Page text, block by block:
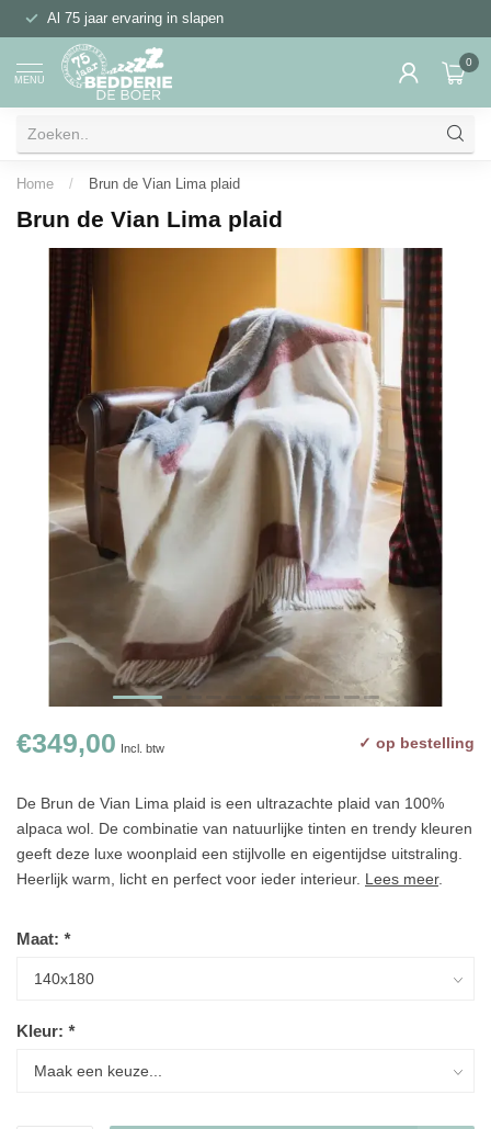
Al 75 jaar ervaring in slapen
MENU
0
Home / Brun de Vian Lima plaid
Brun de Vian Lima plaid
€349,00 Incl. btw ✓ op bestelling
De Brun de Vian Lima plaid is een ultrazachte plaid van 100%
alpaca wol. De combinatie van natuurlijke tinten en trendy kleuren
geeft deze luxe woonplaid een stijlvolle en eigentijdse uitstraling.
Heerlijk warm, licht en perfect voor ieder interieur. Lees meer.
Maat: *
Kleur: *